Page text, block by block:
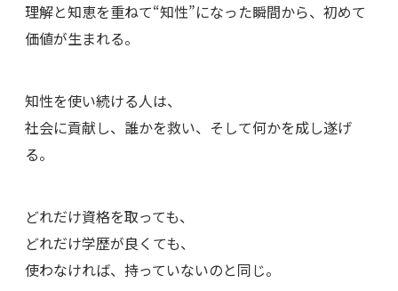
理解と知恵を重ねて“知性”になった瞬間から、初めて
価値が生まれる。
知性を使い続ける人は、
社会に貢献し、誰かを救い、そして何かを成し遂げ
る。
どれだけ資格を取っても、
どれだけ学歴が良くても、
使わなければ、持っていないのと同じ。